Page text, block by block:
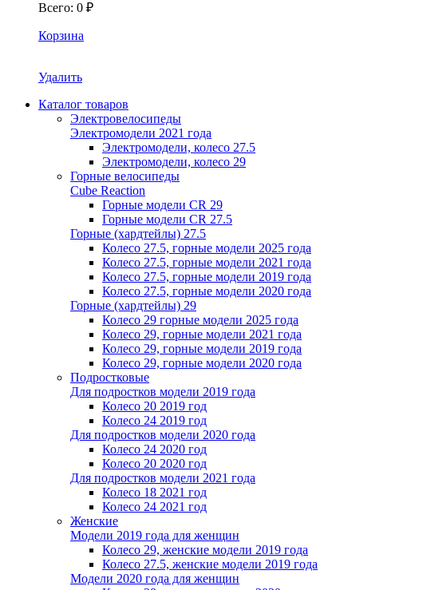
Всего: 0 ₽
Корзина
Удалить
Каталог товаров
Электровелосипеды
Электромодели 2021 года
Электромодели, колесо 27.5
Электромодели, колесо 29
Горные велосипеды
Cube Reaction
Горные модели CR 29
Горные модели CR 27.5
Горные (хардтейлы) 27.5
Колесо 27.5, горные модели 2025 года
Колесо 27.5, горные модели 2021 года
Колесо 27.5, горные модели 2019 года
Колесо 27.5, горные модели 2020 года
Горные (хардтейлы) 29
Колесо 29 горные модели 2025 года
Колесо 29, горные модели 2021 года
Колесо 29, горные модели 2019 года
Колесо 29, горные модели 2020 года
Подростковые
Для подростков модели 2019 года
Колесо 20 2019 год
Колесо 24 2019 год
Для подростков модели 2020 года
Колесо 24 2020 год
Колесо 20 2020 год
Для подростков модели 2021 года
Колесо 18 2021 год
Колесо 24 2021 год
Женскиe
Модели 2019 года для женщин
Колесо 29, женские модели 2019 года
Колесо 27.5, женские модели 2019 года
Модели 2020 года для женщин